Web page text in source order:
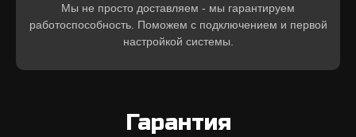
Мы не просто доставляем - мы гарантируем
работоспособность. Поможем с подключением и первой
настройкой системы.
Гарантия